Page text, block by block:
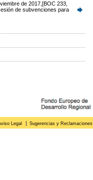
de 2017,[BOC 233,
de subvenciones para
Legal Sugerencias y Reclamaciones